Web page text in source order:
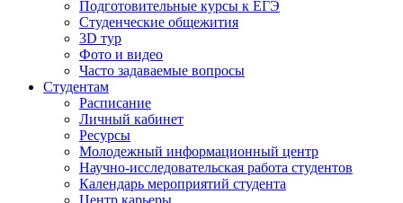
Подготовительные курсы к ЕГЭ
Студенческие общежития
3D тур
Фото и видео
Часто задаваемые вопросы
Студентам
Расписание
Личный кабинет
Ресурсы
Молодежный информационный центр
Научно-исследовательская работа студентов
Календарь мероприятий студента
Центр карьеры